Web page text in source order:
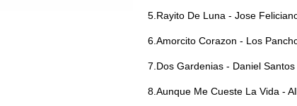
5.Rayito De Luna - Jose
6.Amorcito Corazon - Los
7.Dos Gardenias - Daniel Santos
8.Aunque Me Cueste La Vida -